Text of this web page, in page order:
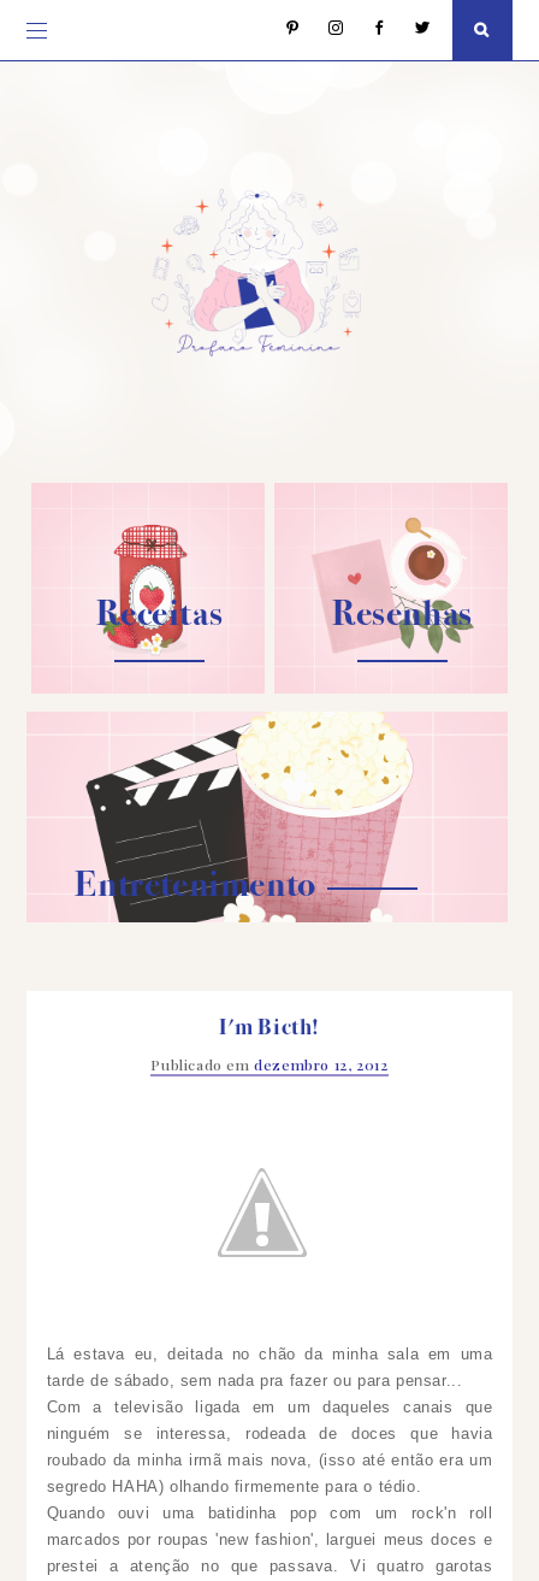
Receitas Resenhas
Entretenimento
I'm Bicth!
Publicado emdezembro 12, 2012
Lá estava eu, deitada no chão da minha sala em uma
tarde de sábado, sem nada pra fazer ou para pensar...
Com a televisão ligada em um daqueles canais que
ninguém se interessa, rodeada de doces que havia
roubado da minha irmã mais nova, (isso até então era um
segredo HAHA) olhando firmemente para o tédio.
Quando ouvi uma batidinha pop com um rock'n roll
marcados por roupas 'new fashion', larguei meus doces e
prestei a atenção no que passava. Vi quatro garotas